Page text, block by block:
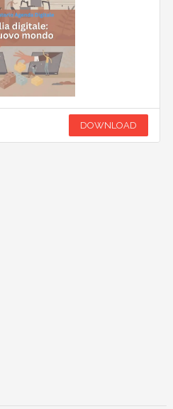
DOWNLOAD